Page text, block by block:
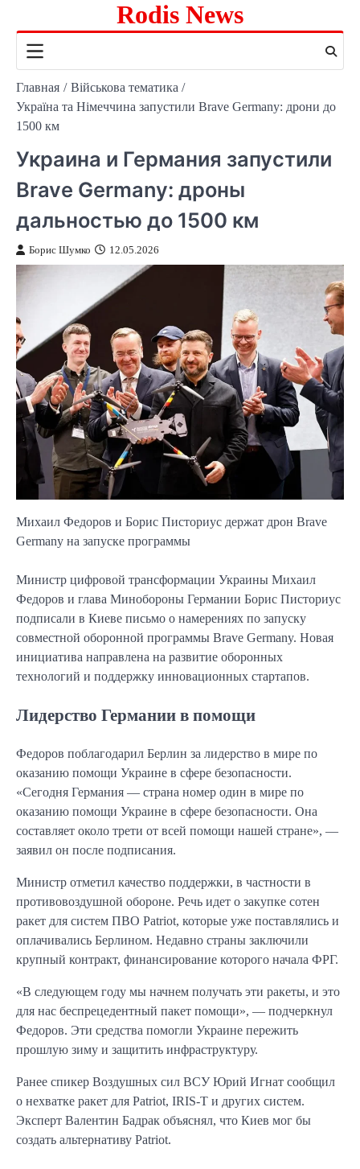
содержимому
Rodis News
Главная
Військова тематика
Україна та Німеччина запустили Brave Germany: дрони до
1500 км
Украина и Германия запустили
Brave Germany: дроны
дальностью до 1500 км
Борис Шумко 12.05.2026
Михаил Федоров и Борис Писториус держат дрон Brave
Germany на запуске программы
Министр цифровой трансформации Украины Михаил
Федоров и глава Минобороны Германии Борис Писториус
подписали в Киеве письмо о намерениях по запуску
совместной оборонной программы Brave Germany. Новая
инициатива направлена на развитие оборонных
технологий и поддержку инновационных стартапов.
Лидерство Германии в помощи
Федоров поблагодарил Берлин за лидерство в мире по
оказанию помощи Украине в сфере безопасности.
«Сегодня Германия — страна номер один в мире по
оказанию помощи Украине в сфере безопасности. Она
составляет около трети от всей помощи нашей стране», —
заявил он после подписания.
Министр отметил качество поддержки, в частности в
противовоздушной обороне. Речь идет о закупке сотен
ракет для систем ПВО Patriot, которые уже поставлялись и
оплачивались Берлином. Недавно страны заключили
крупный контракт, финансирование которого начала ФРГ.
«В следующем году мы начнем получать эти ракеты, и это
для нас беспрецедентный пакет помощи», — подчеркнул
Федоров. Эти средства помогли Украине пережить
прошлую зиму и защитить инфраструктуру.
Ранее спикер Воздушных сил ВСУ Юрий Игнат сообщил
о нехватке ракет для Patriot, IRIS-T и других систем.
Эксперт Валентин Бадрак объяснял, что Киев мог бы
создать альтернативу Patriot.